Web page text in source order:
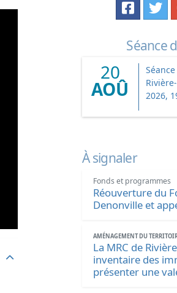
Séance
20
AOÛ
2026,
À signaler
Fonds et programmes
Réouverture du
Denonville et
AMÉNAGEMENT DU
La MRC de
inventaire des
présenter une